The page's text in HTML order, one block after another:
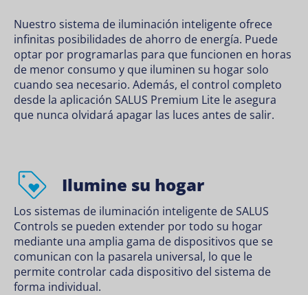
Nuestro sistema de iluminación inteligente ofrece
infinitas posibilidades de ahorro de energía. Puede
optar por programarlas para que funcionen en horas
de menor consumo y que iluminen su hogar solo
cuando sea necesario. Además, el control completo
desde la aplicación SALUS Premium Lite le asegura
que nunca olvidará apagar las luces antes de salir.
Ilumine su hogar
Los sistemas de iluminación inteligente de SALUS
Controls se pueden extender por todo su hogar
mediante una amplia gama de dispositivos que se
comunican con la pasarela universal, lo que le
permite controlar cada dispositivo del sistema de
forma individual.